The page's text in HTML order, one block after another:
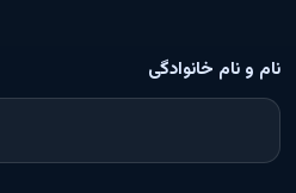
نام و نام خانوادگی